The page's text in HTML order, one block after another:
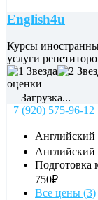
English4u
Курсы
услуги
оценки
Загрузка...
+7 (920) 575-96-12
Английский
Английский
Подготовка
750₽
Все цены (3)